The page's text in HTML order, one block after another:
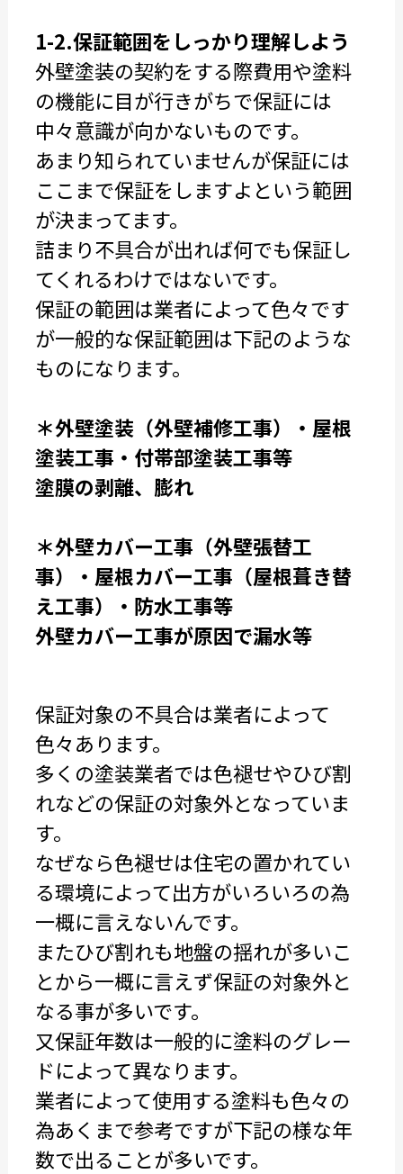
1-2.保証範囲をしっかり理解しよう
外壁塗装の契約をする際費用や塗料
の機能に目が行きがちで保証には
中々意識が向かないものです。
あまり知られていませんが保証には
ここまで保証をしますよという範囲
が決まってます。
詰まり不具合が出れば何でも保証し
てくれるわけではないです。
保証の範囲は業者によって色々です
が一般的な保証範囲は下記のような
ものになります。
＊外壁塗装（外壁補修工事）・屋根
塗装工事・付帯部塗装工事等
塗膜の剥離、膨れ
＊外壁カバー工事（外壁張替工
事）・屋根カバー工事（屋根葺き替
え工事）・防水工事等
外壁カバー工事が原因で漏水等
保証対象の不具合は業者によって
色々あります。
多くの塗装業者では色褪せやひび割
れなどの保証の対象外となっていま
す。
なぜなら色褪せは住宅の置かれてい
る環境によって出方がいろいろの為
一概に言えないんです。
またひび割れも地盤の揺れが多いこ
とから一概に言えず保証の対象外と
なる事が多いです。
又保証年数は一般的に塗料のグレー
ドによって異なります。
業者によって使用する塗料も色々の
為あくまで参考ですが下記の様な年
数で出ることが多いです。